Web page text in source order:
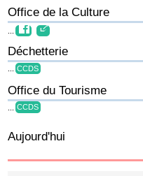
Office de la Culture
Déchetterie
CCDS
Office du Tourisme
CCDS
Aujourd'hui